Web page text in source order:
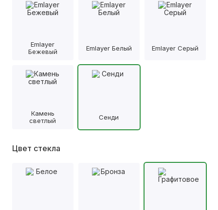
Emlayer
Бежевый
Emlayer Белый Emlayer Серый
Камень
светлый
Сенди
Цвет стекла